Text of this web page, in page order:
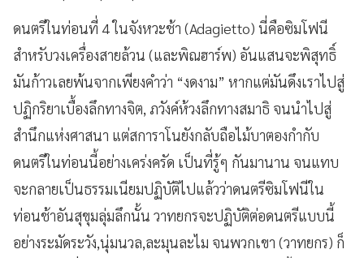
ดนตรีในท่อนที่ 4 ในจังหวะช้า (Adagietto) นี่คือซิมโฟนี
สำหรับวงเครื่องสายล้วน (และพิณฮาร์พ) อันแสนจะพิสุทธิ์
มันก้าวเลยพ้นจากเพียงคำว่า “งดงาม” หากแต่มันดึงเราไปสู่
ปฏิกริยาเบื้องลึกทางจิต, ภวังค์ห้วงลึกทางสมาธิ จนนำไปสู่
สำนึกแห่งศาสนา แต่สการาโนยังกลับถือไม้บาตองกำกับ
ดนตรีในท่อนนี้อย่างเคร่งครัด เป็นที่รู้ๆ กันมานาน จนแทบ
จะกลายเป็นธรรมเนียมปฏิบัติไปแล้วว่าดนตรีซิมโฟนีใน
ท่อนช้าอันสุขุมลุ่มลึกนั้น วาทยกรจะปฏิบัติต่อดนตรีแบบนี้
อย่างระมัดระวัง,นุ่มนวล,ละมุนละไม จนพวกเขา (วาทยกร) ก็